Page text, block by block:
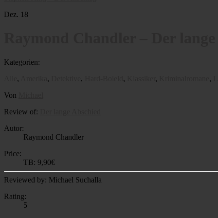
Dez. 18
Kategorien:
, , , , , ,
Von
Review of:
Autor:
Raymond Chandler
Price:
TB: 9,90€
Reviewed by: Michael Suchalla
Rating:
5